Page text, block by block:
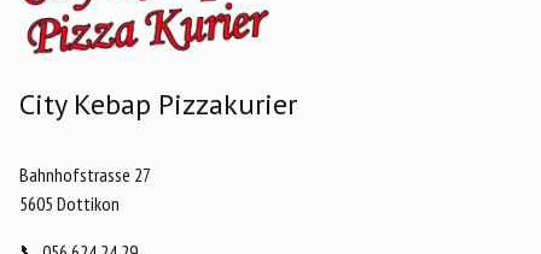
City Kebap Pizzakurier
Bahnhofstrasse 27
5605 Dottikon